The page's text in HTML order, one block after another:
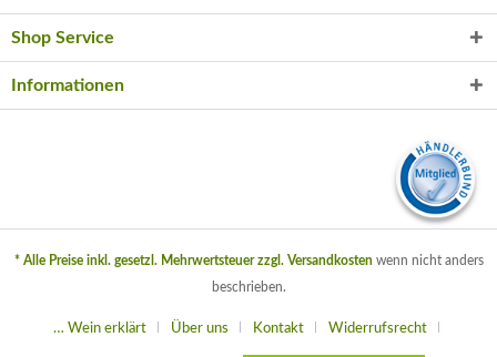
Shop Service
Informationen
* Alle Preise inkl. gesetzl. Mehrwertsteuer zzgl. Versandkostenwenn nicht anders
beschrieben.
… Wein erklärt Über uns Kontakt Widerrufsrecht